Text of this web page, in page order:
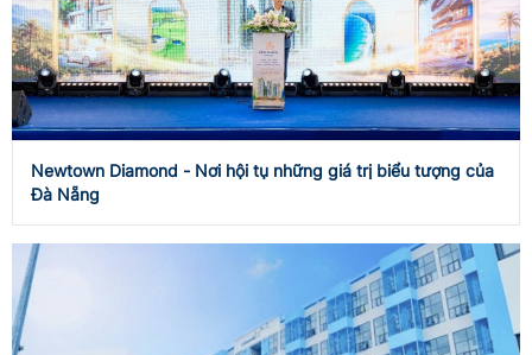
Newtown Diamond - Nơi hội tụ những giá trị biểu tượng của
Đà Nẵng